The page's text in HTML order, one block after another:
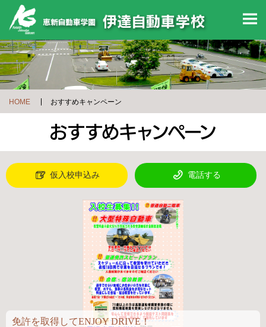
HOME おすすめキャンペーン
仮入校申込み 電話する
免許を取得してENJOY DRIVE！